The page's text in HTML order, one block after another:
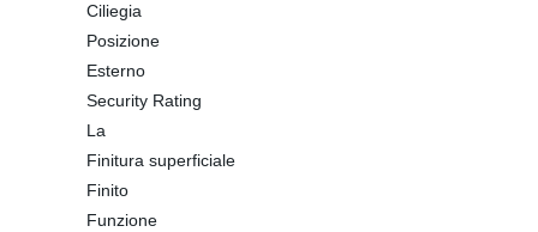
Ciliegia
Posizione
Esterno
Security Rating
La
Finitura superficiale
Finito
Funzione